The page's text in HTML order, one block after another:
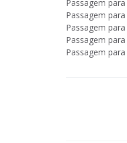
Passagem para
Passagem para
Passagem para
Passagem para
Passagem para